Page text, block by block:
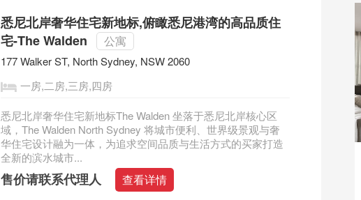
悉尼北岸奢华住宅新地标,俯瞰悉尼港湾的高品质住
宅-The Walden
公寓
177 Walker ST, North Sydney, NSW 2060
一房,二房,三房,四房
悉尼北岸奢华住宅新地标The Walden 坐落于悉尼北岸核心区
域，The Walden North Sydney 将城市便利、世界级景观与奢
华住宅设计融为一体，为追求空间品质与生活方式的买家打造
全新的滨水城市...
售价请联系代理人 查看详情